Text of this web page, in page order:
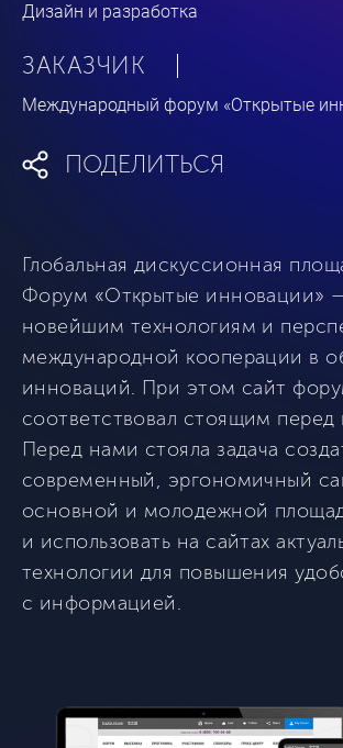
Дизайн и разработка
ЗАКАЗЧИК
Международный форум «Открытые
ПОДЕЛИТЬСЯ
Глобальная дискуссионная
Форум «Открытые инновации»
новейшим технологиям и
международной кооперации в
инноваций. При этом сайт
соответствовал стоящим перед
Перед нами стояла задача
современный, эргономичный
основной и молодежной
и использовать на сайтах
технологии для повышения
с информацией.